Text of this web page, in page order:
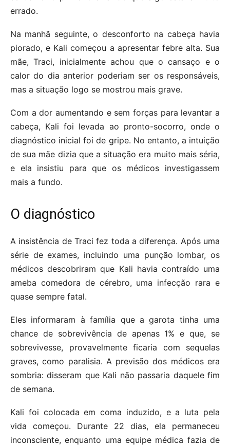
errado.
Na manhã seguinte, o desconforto na cabeça havia
piorado, e Kali começou a apresentar febre alta. Sua
mãe, Traci, inicialmente achou que o cansaço e o
calor do dia anterior poderiam ser os responsáveis,
mas a situação logo se mostrou mais grave.
Com a dor aumentando e sem forças para levantar a
cabeça, Kali foi levada ao pronto-socorro, onde o
diagnóstico inicial foi de gripe. No entanto, a intuição
de sua mãe dizia que a situação era muito mais séria,
e ela insistiu para que os médicos investigassem
mais a fundo.
O diagnóstico
A insistência de Traci fez toda a diferença. Após uma
série de exames, incluindo uma punção lombar, os
médicos descobriram que Kali havia contraído uma
ameba comedora de cérebro, uma infecção rara e
quase sempre fatal.
Eles informaram à família que a garota tinha uma
chance de sobrevivência de apenas 1% e que, se
sobrevivesse, provavelmente ficaria com sequelas
graves, como paralisia. A previsão dos médicos era
sombria: disseram que Kali não passaria daquele fim
de semana.
Kali foi colocada em coma induzido, e a luta pela
vida começou. Durante 22 dias, ela permaneceu
inconsciente, enquanto uma equipe médica fazia de